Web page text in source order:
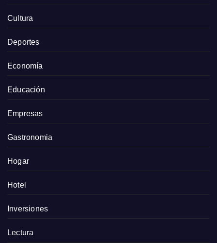
Cultura
Deportes
Economía
Educación
Empresas
Gastronomia
Hogar
Hotel
Inversiones
Lectura